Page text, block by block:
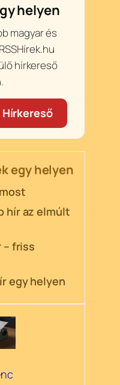
helyen
magyar és
hírkereső
Hírkereső
egy helyen
hír az elmúlt
– friss
egy helyen